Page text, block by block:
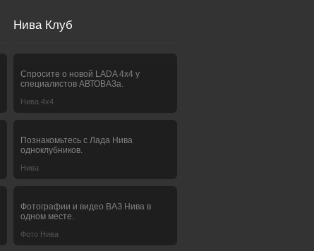
Нива Клуб
Спросите о новой LADA 4x4 у
специалистов АВТОВАЗа.
Нива 4х4
Познакомьтесь с Лада Нива
одноклубников.
Нива
Фотографии и видео ВАЗ Нива в
одном месте.
Фото Нива